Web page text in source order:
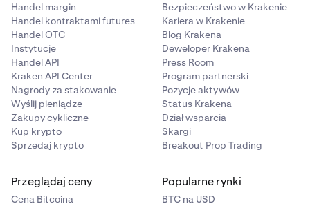
Handel margin
Handel kontraktami futures
Handel OTC
Instytucje
Handel API
Kraken API Center
Nagrody za stakowanie
Wyślij pieniądze
Zakupy cykliczne
Kup krypto
Sprzedaj krypto
Bezpieczeństwo w Krakenie
Kariera w Krakenie
Blog Krakena
Deweloper Krakena
Press Room
Program partnerski
Pozycje aktywów
Status Krakena
Dział wsparcia
Skargi
Breakout Prop Trading
Przeglądaj ceny
Cena Bitcoina
Popularne rynki
BTC na USD